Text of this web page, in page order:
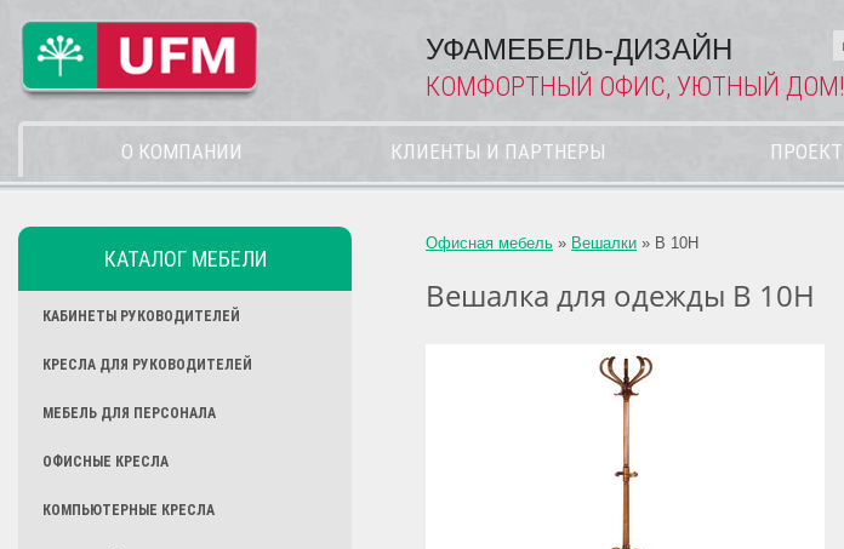
УФАМЕБЕЛЬ-ДИЗАЙН
КОМФОРТНЫЙ ОФИС, УЮТНЫЙ ДОМ!
О КОМПАНИИ КЛИЕНТЫ И ПАРТНЕРЫ
КАТАЛОГ МЕБЕЛИ
КАБИНЕТЫ РУКОВОДИТЕЛЕЙ
КРЕСЛА ДЛЯ РУКОВОДИТЕЛЕЙ
МЕБЕЛЬ ДЛЯ ПЕРСОНАЛА
ОФИСНЫЕ КРЕСЛА
КОМПЬЮТЕРНЫЕ КРЕСЛА
Офисная мебель » Вешалки » В 10Н
Вешалка для одежды В 10Н